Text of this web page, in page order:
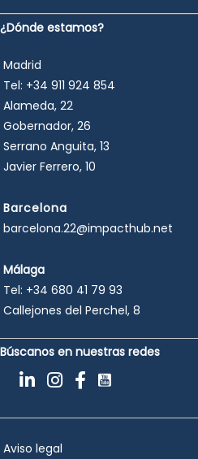
¿Dónde estamos?
Madrid
Tel: +34 911 924 854
Alameda, 22
Gobernador, 26
Serrano Anguita, 13
Javier Ferrero, 10
Barcelona
barcelona.22@impacthub.net
Málaga
Tel: +34 680 41 79 93
Callejones del Perchel, 8
Búscanos en nuestras redes
Aviso legal